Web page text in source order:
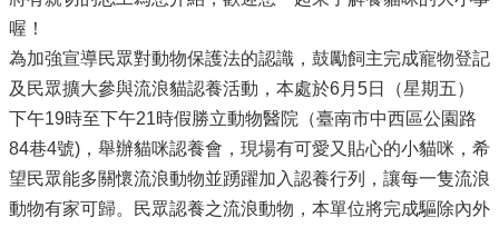
喔！
為加強宣導民眾對動物保護法的認識，鼓勵飼主完成寵物登記
及民眾擴大參與流浪貓認養活動，本處於6月5日（星期五）
下午19時至下午21時假勝立動物醫院（臺南市中西區公園路
84巷4號)，舉辦貓咪認養會，現場有可愛又貼心的小貓咪，希
望民眾能多關懷流浪動物並踴躍加入認養行列，讓每一隻流浪
動物有家可歸。民眾認養之流浪動物，本單位將完成驅除內外